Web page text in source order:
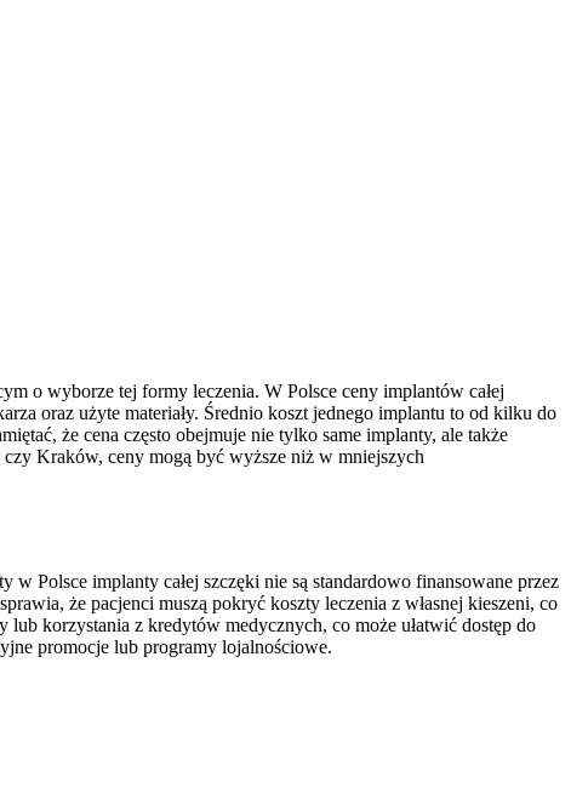
o wyborze tej formy leczenia. W Polsce ceny implantów całej
oraz użyte materiały. Średnio koszt jednego implantu to od kilku do
że cena często obejmuje nie tylko same implanty, ale także
Kraków, ceny mogą być wyższe niż w mniejszych
Polsce implanty całej szczęki nie są standardowo finansowane przez
że pacjenci muszą pokryć koszty leczenia z własnej kieszeni, co
korzystania z kredytów medycznych, co może ułatwić dostęp do
promocje lub programy lojalnościowe.